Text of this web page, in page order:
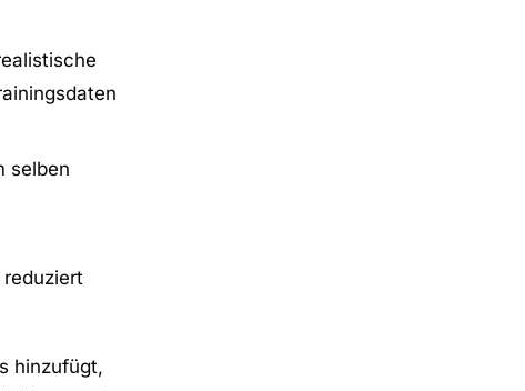
selben
reduziert
hinzufügt,